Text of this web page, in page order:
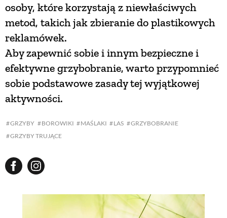
GRZYBY BOROWIKI MAŚLAKI LAS
GRZYBOBRANIE
GRZYBY TRUJĄCE
osoby, które korzystają z niewłaściwych
metod, takich jak zbieranie do plastikowych
reklamówek.
Aby zapewnić sobie i innym bezpieczne i
efektywne grzybobranie, warto przypomnieć
sobie podstawowe zasady tej wyjątkowej
aktywności.